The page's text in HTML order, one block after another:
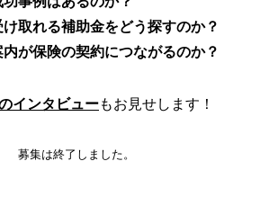
け取れる補助金をどう探すのか？
内が保険の契約につながるのか？
インタビューもお見せします！
募集は終了しました。